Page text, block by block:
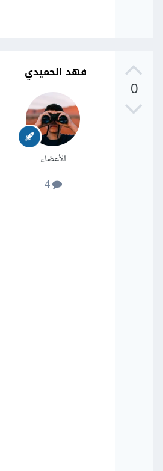
0
فهد الحميدي
الأعضاء
4